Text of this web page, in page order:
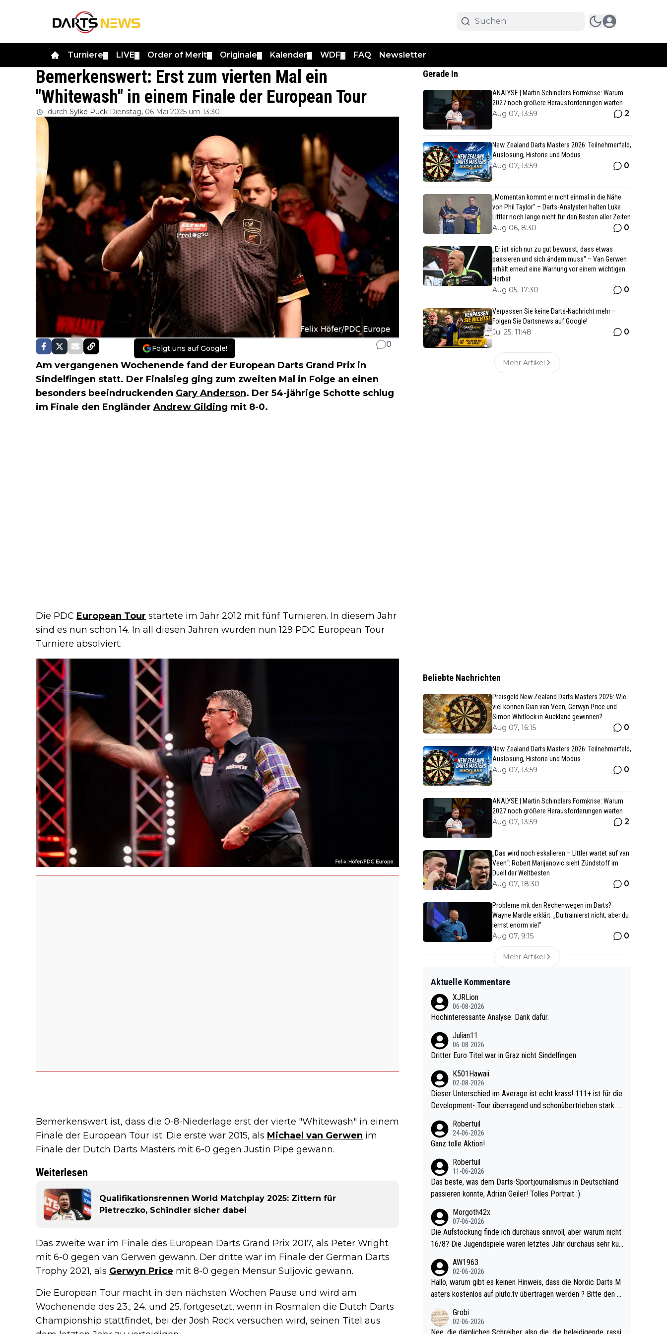
Turniere LIVE Order of Merit Originale Kalender WDF FAQ Newsletter
Bemerkenswert: Erst zum vierten Mal ein
"Whitewash" in einem Finale der European Tour
durch Sylke Puck Dienstag, 06 Mai 2025 um 13:30
Folgt uns auf Google! 0
Am vergangenen Wochenende fand der European Darts Grand Prix in
Sindelfingen statt. Der Finalsieg ging zum zweiten Mal in Folge an einen
besonders beeindruckenden Gary Anderson. Der 54-jährige Schotte schlug
im Finale den Engländer Andrew Gilding mit 8-0.
Die PDC European Tour startete im Jahr 2012 mit fünf Turnieren. In diesem Jahr
sind es nun schon 14. In all diesen Jahren wurden nun 129 PDC European Tour
Turniere absolviert.
Bemerkenswert ist, dass die 0-8-Niederlage erst der vierte "Whitewash" in einem
Finale der European Tour ist. Die erste war 2015, als Michael van Gerwen im
Finale der Dutch Darts Masters mit 6-0 gegen Justin Pipe gewann.
Weiterlesen
Qualifikationsrennen World Matchplay 2025: Zittern für
Pietreczko, Schindler sicher dabei
Das zweite war im Finale des European Darts Grand Prix 2017, als Peter Wright
mit 6-0 gegen van Gerwen gewann. Der dritte war im Finale der German Darts
Trophy 2021, als Gerwyn Price mit 8-0 gegen Mensur Suljovic gewann.
Die European Tour macht in den nächsten Wochen Pause und wird am
Wochenende des 23., 24. und 25. fortgesetzt, wenn in Rosmalen die Dutch Darts
Championship stattfindet, bei der Josh Rock versuchen wird, seinen Titel aus
Gerade In
ANALYSE | Martin Schindlers Formkrise: Warum
2027 noch größere Herausforderungen warten
Aug 07, 13:59 2
New Zealand Darts Masters 2026: Teilnehmerfeld,
Auslosung, Historie und Modus
Aug 07, 13:59 0
„Momentan kommt er nicht einmal in die Nähe
von Phil Taylor“ – Darts-Analysten halten Luke
Littler noch lange nicht für den Besten aller Zeiten
Aug 06, 8:30 0
„Er ist sich nur zu gut bewusst, dass etwas
passieren und sich ändern muss“ – Van Gerwen
erhält erneut eine Warnung vor einem wichtigen
Herbst
Aug 05, 17:30 0
Verpassen Sie keine Darts-Nachricht mehr –
Folgen Sie Dartsnews auf Google!
Jul 25, 11:48 0
Mehr Artikel
Beliebte Nachrichten
Preisgeld New Zealand Darts Masters 2026: Wie
viel können Gian van Veen, Gerwyn Price und
Simon Whitlock in Auckland gewinnen?
Aug 07, 16:15 0
New Zealand Darts Masters 2026: Teilnehmerfeld,
Auslosung, Historie und Modus
Aug 07, 13:59 0
ANALYSE | Martin Schindlers Formkrise: Warum
2027 noch größere Herausforderungen warten
Aug 07, 13:59 2
„Das wird noch eskalieren – Littler wartet auf van
Veen“: Robert Marijanovic sieht Zündstoff im
Duell der Weltbesten
Aug 07, 18:30 0
Probleme mit den Rechenwegen im Darts?
Wayne Mardle erklärt: „Du trainierst nicht, aber du
lernst enorm viel“
Aug 07, 9:15 0
Mehr Artikel
Aktuelle Kommentare
XJRLion
06-08-2026
Hochinteressante Analyse. Dank dafür.
Julian11
06-08-2026
Dritter Euro Titel war in Graz nicht Sindelfingen
K501Hawaii
02-08-2026
Dieser Unterschied im Average ist echt krass! 111+ ist für die
Development- Tour überragend und schonübertrieben stark. U
e mal 40+ erst recht. Da gewinnst keinen Blumentopf - ist ja n
och krasser wie ein Pokalspiel eines Kreisligisten vs einem Bu
Robertuil
24-06-2026
Ganz tolle Aktion!
Robertuil
11-06-2026
Das beste, was dem Darts-Sportjournalismus in Deutschland
passieren konnte, Adrian Geiler! Tolles Portrait :).
Morgoth42x
07-06-2026
Die Aufstockung finde ich durchaus sinnvoll, aber warum nicht
16/8? Die Jugendspiele waren letztes Jahr durchaus sehr kur
l. Allerdings ist Mitchell Lawrie als Nummer 1 der Welt eh quali
fiziert. Somit ändert die automatische Qualifikation des Weltm
eisters erstmal nichts. Ich denke sie wollen damit für nächste
d wohl wenig WDF Turniere spielen. Dies war bei Archie Self l
etztes Jahr der Fall. Er musste als amtierender Weltmeister d
AW1963
02-06-2026
Hallo, warum gibt es keinen Hinweis, dass die Nordic Darts M
asters kostenlos auf pluto.tv übertragen werden ? Bitte den A
Grobi
02-06-2026